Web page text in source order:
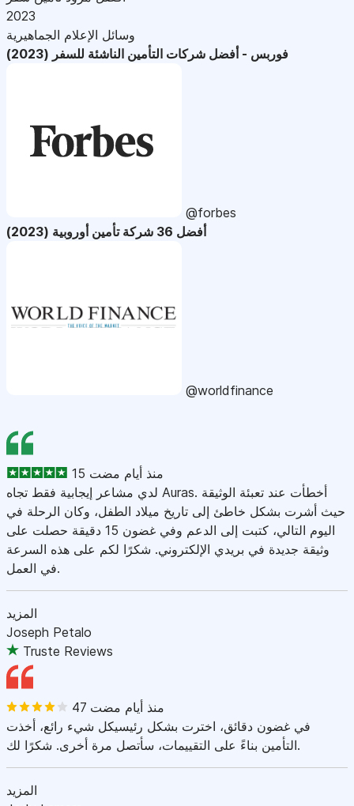
2023
وسائل الإعلام الجماهيرية
فوربس - أفضل شركات التأمين الناشئة للسفر (2023)
@forbes
أفضل 36 شركة تأمين أوروبية (2023)
@worldfinance
15 منذ أيام مضت
لدي مشاعر إيجابية فقط تجاه Auras. أخطأت عند تعبئة الوثيقة
حيث أشرت بشكل خاطئ إلى تاريخ ميلاد الطفل، وكان الرحلة في
اليوم التالي، كتبت إلى الدعم وفي غضون 15 دقيقة حصلت على
وثيقة جديدة في بريدي الإلكتروني. شكرًا لكم على هذه السرعة
في العمل.
المزيد
Joseph Petalo
Truste Reviews
47 منذ أيام مضت
في غضون دقائق، اخترت بشكل رئيسيكل شيء رائع، أخذت
التأمين بناءً على التقييمات، سأتصل مرة أخرى. شكرًا لك.
المزيد